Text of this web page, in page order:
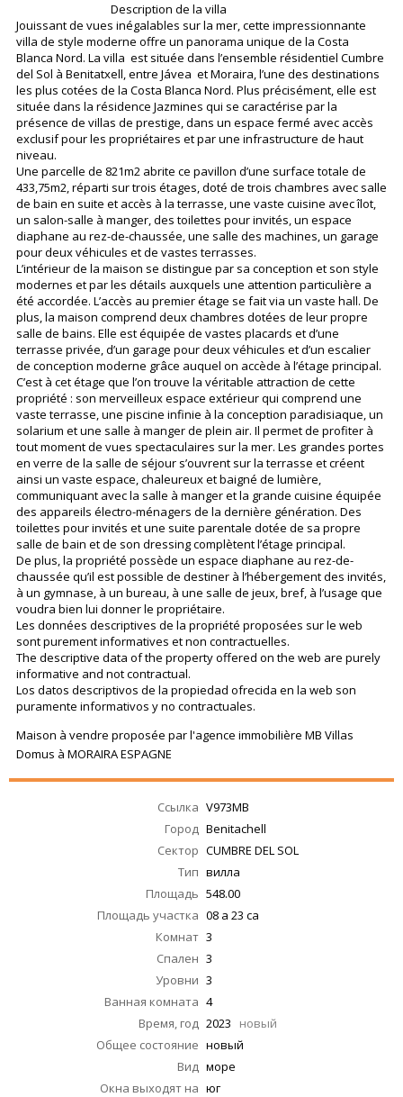
Description de la villa
Jouissant de vues inégalables sur la mer, cette impressionnante
villa de style moderne offre un panorama unique de la Costa
Blanca Nord. La villa est située dans l’ensemble résidentiel Cumbre
del Sol à Benitatxell, entre Jávea et Moraira, l’une des destinations
les plus cotées de la Costa Blanca Nord. Plus précisément, elle est
située dans la résidence Jazmines qui se caractérise par la
présence de villas de prestige, dans un espace fermé avec accès
exclusif pour les propriétaires et par une infrastructure de haut
niveau.
Une parcelle de 821m2 abrite ce pavillon d’une surface totale de
433,75m2, réparti sur trois étages, doté de trois chambres avec salle
de bain en suite et accès à la terrasse, une vaste cuisine avec îlot,
un salon-salle à manger, des toilettes pour invités, un espace
diaphane au rez-de-chaussée, une salle des machines, un garage
pour deux véhicules et de vastes terrasses.
L’intérieur de la maison se distingue par sa conception et son style
modernes et par les détails auxquels une attention particulière a
été accordée. L’accès au premier étage se fait via un vaste hall. De
plus, la maison comprend deux chambres dotées de leur propre
salle de bains. Elle est équipée de vastes placards et d’une
terrasse privée, d’un garage pour deux véhicules et d’un escalier
de conception moderne grâce auquel on accède à l’étage principal.
C’est à cet étage que l’on trouve la véritable attraction de cette
propriété : son merveilleux espace extérieur qui comprend une
vaste terrasse, une piscine infinie à la conception paradisiaque, un
solarium et une salle à manger de plein air. Il permet de profiter à
tout moment de vues spectaculaires sur la mer. Les grandes portes
en verre de la salle de séjour s’ouvrent sur la terrasse et créent
ainsi un vaste espace, chaleureux et baigné de lumière,
communiquant avec la salle à manger et la grande cuisine équipée
des appareils électro-ménagers de la dernière génération. Des
toilettes pour invités et une suite parentale dotée de sa propre
salle de bain et de son dressing complètent l’étage principal.
De plus, la propriété possède un espace diaphane au rez-de-
chaussée qu’il est possible de destiner à l’hébergement des invités,
à un gymnase, à un bureau, à une salle de jeux, bref, à l’usage que
voudra bien lui donner le propriétaire.
Les données descriptives de la propriété proposées sur le web
sont purement informatives et non contractuelles.
The descriptive data of the property offered on the web are purely
informative and not contractual.
Los datos descriptivos de la propiedad ofrecida en la web son
puramente informativos y no contractuales.
Maison à vendre proposée par l'agence immobilière MB Villas
Domus à MORAIRA ESPAGNE
Ссылка V973MB
Город Benitachell
Сектор CUMBRE DEL SOL
Тип вилла
Площадь 548.00
Площадь участка 08 a 23 ca
Комнат 3
Спален 3
Уровни 3
Ванная комната 4
Время, год 2023 новый
Общее состояние новый
Вид море
Окна выходят на юг